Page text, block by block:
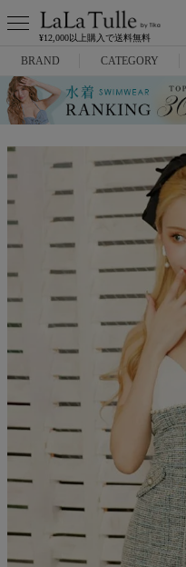
¥12,000以上購入で送料無料
BRAND
Anella
ROBE de FLEURS
Veautt
PURESS
CATEGORY
ミニドレス
スーツ
ランジェリー
コスプレ